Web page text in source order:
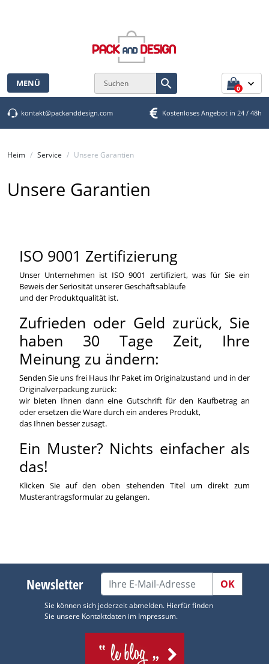
 0
MENÜ
kontakt@packanddesign.com Kostenloses Angebot in 24 / 48h
Heim Service Unsere Garantien
Unsere Garantien
ISO 9001 Zertifizierung
Unser Unternehmen ist ISO 9001 zertifiziert, was für Sie ein
Beweis der Seriosität unserer Geschäftsabläufe
und der Produktqualität ist.
Zufrieden oder Geld zurück, Sie
haben 30 Tage Zeit, Ihre
Meinung zu ändern:
Senden Sie uns frei Haus Ihr Paket im Originalzustand und in der
Originalverpackung zurück:
wir bieten Ihnen dann eine Gutschrift für den Kaufbetrag an
oder ersetzen die Ware durch ein anderes Produkt,
das Ihnen besser zusagt.
Ein Muster? Nichts einfacher als
das!
Klicken Sie auf den oben stehenden Titel um direkt zum
Musterantragsformular zu gelangen.
Newsletter OK
Sie können sich jederzeit abmelden. Hierfür finden
Sie unsere Kontaktdaten im Impressum.